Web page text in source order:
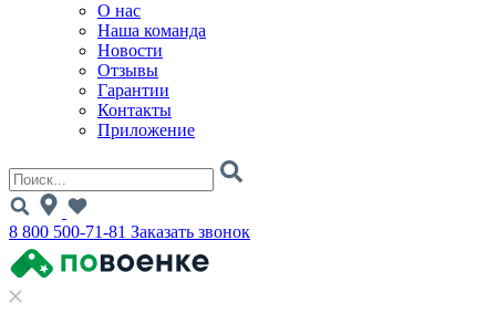
О нас
Наша команда
Новости
Отзывы
Гарантии
Контакты
Приложение
8 800 500-71-81 Заказать звонок